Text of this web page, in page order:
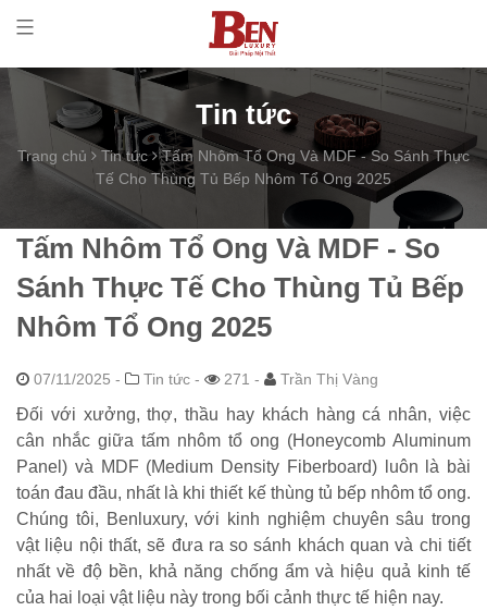
Tin tức
Trang chủ Tin tức
Tấm Nhôm Tổ Ong Và MDF - So Sánh Thực
Tế Cho Thùng Tủ Bếp Nhôm Tổ Ong 2025
Tấm Nhôm Tổ Ong Và MDF - So
Sánh Thực Tế Cho Thùng Tủ Bếp
Nhôm Tổ Ong 2025
07/11/2025 - Tin tức - 271 - Trần Thị Vàng
Đối với xưởng, thợ, thầu hay khách hàng cá nhân, việc
cân nhắc giữa tấm nhôm tổ ong (Honeycomb Aluminum
Panel) và MDF (Medium Density Fiberboard) luôn là bài
toán đau đầu, nhất là khi thiết kế thùng tủ bếp nhôm tổ ong.
Chúng tôi, Benluxury, với kinh nghiệm chuyên sâu trong
vật liệu nội thất, sẽ đưa ra so sánh khách quan và chi tiết
nhất về độ bền, khả năng chống ẩm và hiệu quả kinh tế
của hai loại vật liệu này trong bối cảnh thực tế hiện nay.